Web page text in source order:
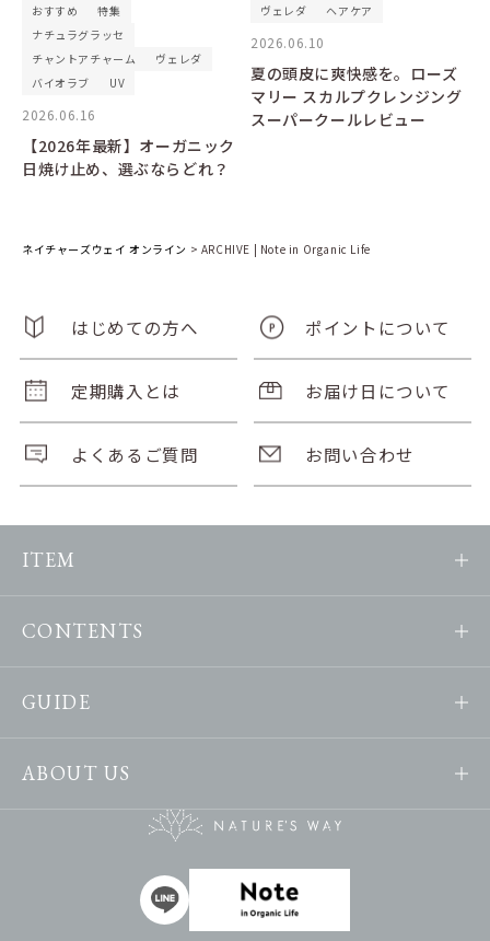
ネイチャーズウェイ オンライン > ARCHIVE | Note in Organic Life
おすすめ
特集
ナチュラグラッセ
チャントアチャーム
ヴェレダ
バイオラブ
UV
2026.06.16
【2026年最新】オーガニック
日焼け止め、選ぶならどれ？
ヴェレダ ヘアケア
2026.06.10
夏の頭皮に爽快感を。ローズ
マリー スカルプクレンジング
スーパークールレビュー
はじめての方へ ポイントについて
定期購入とは お届け日について
よくあるご質問 お問い合わせ
ITEM
CONTENTS
GUIDE
ABOUT US